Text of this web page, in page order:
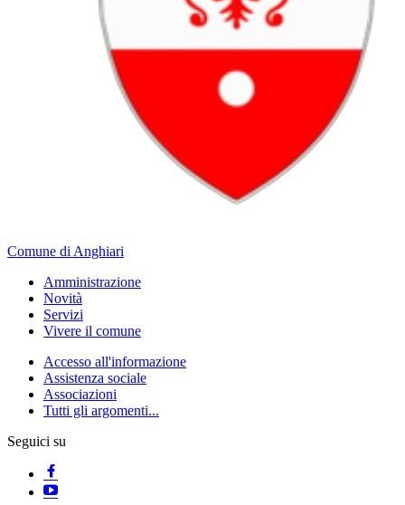
Comune di Anghiari
Amministrazione
Novità
Servizi
Vivere il comune
Accesso all'informazione
Assistenza sociale
Associazioni
Tutti gli argomenti...
Seguici su